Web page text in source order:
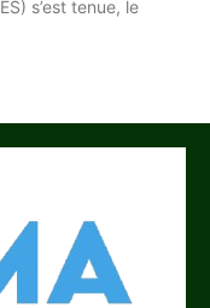
s’est tenue, le